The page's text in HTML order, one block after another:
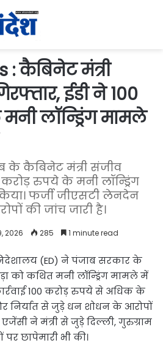
: कैबिनेट मंत्री
ईडी ने 100
लॉन्ड्रिंग मामले
के कैबिनेट मंत्री संजीव
करोड़ रुपये के मनी लॉन्ड्रिंग
फर्जी जीएसटी लेनदेन
की जांच जारी है।
2026 285 1 minute read
(ED) ने पंजाब सरकार के
को कथित मनी लॉन्ड्रिंग मामले में
100 करोड़ रुपये से अधिक के
निर्यात से जुड़े धन शोधन के आरोपों
ने मंत्री से जुड़े दिल्ली, गुरुग्राम
छापेमारी भी की।